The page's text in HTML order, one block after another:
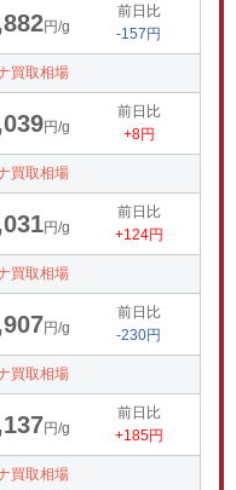
円/g
前日比
-157円
買取相場
円/g
前日比
+8円
買取相場
円/g
前日比
+124円
買取相場
円/g
前日比
-230円
買取相場
円/g
前日比
+185円
買取相場